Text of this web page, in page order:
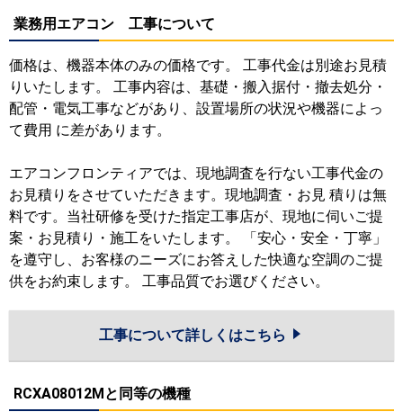
業務用エアコン 工事について
価格は、機器本体のみの価格です。 工事代金は別途お見積
りいたします。 工事内容は、基礎・搬入据付・撤去処分・
配管・電気工事などがあり、設置場所の状況や機器によっ
て費用 に差があります。
エアコンフロンティアでは、現地調査を行ない工事代金の
お見積りをさせていただきます。現地調査・お見 積りは無
料です。当社研修を受けた指定工事店が、現地に伺いご提
案・お見積り・施工をいたします。 「安心・安全・丁寧」
を遵守し、お客様のニーズにお答えした快適な空調のご提
供をお約束します。 工事品質でお選びください。
工事について詳しくはこちら
RCXA08012Mと同等の機種